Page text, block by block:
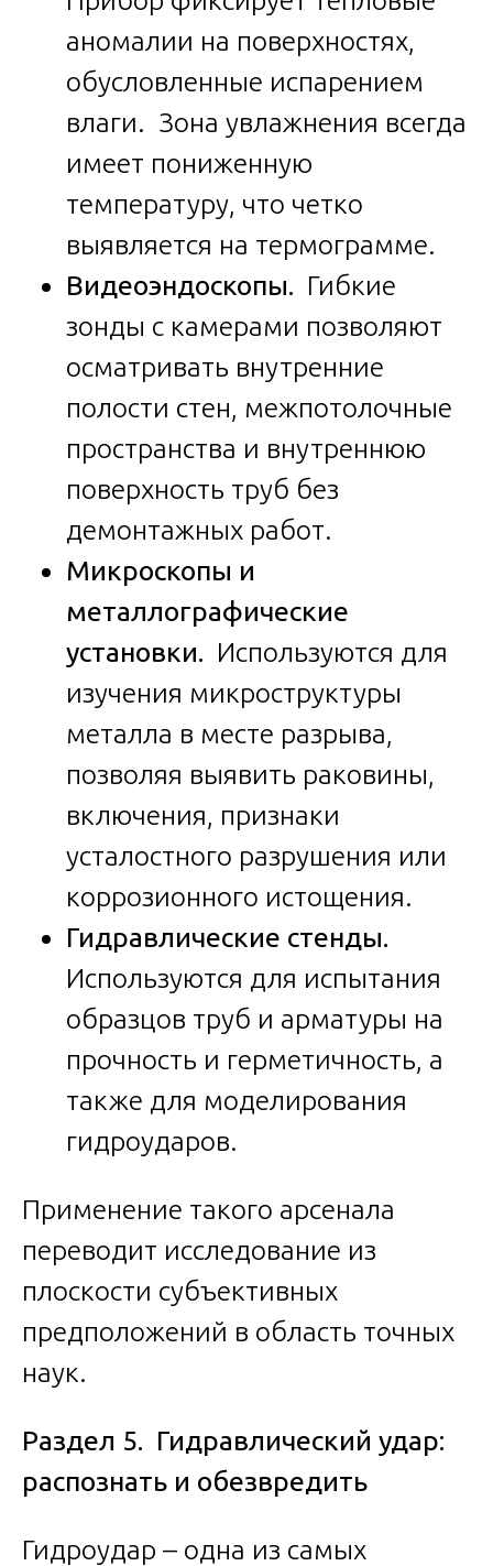
аномалии на поверхностях,
обусловленные испарением
влаги. Зона увлажнения всегда
имеет пониженную
температуру, что четко
выявляется на термограмме.
Видеоэндоскопы. Гибкие
зонды с камерами позволяют
осматривать внутренние
полости стен, межпотолочные
пространства и внутреннюю
поверхность труб без
демонтажных работ.
Микроскопы и
металлографические
установки. Используются для
изучения микроструктуры
металла в месте разрыва,
позволяя выявить раковины,
включения, признаки
усталостного разрушения или
коррозионного истощения.
Гидравлические стенды.
Используются для испытания
образцов труб и арматуры на
прочность и герметичность, а
также для моделирования
гидроударов.
Применение такого арсенала
переводит исследование из
плоскости субъективных
предположений в область точных
наук.
Раздел 5. Гидравлический удар:
распознать и обезвредить
Гидроудар – одна из самых